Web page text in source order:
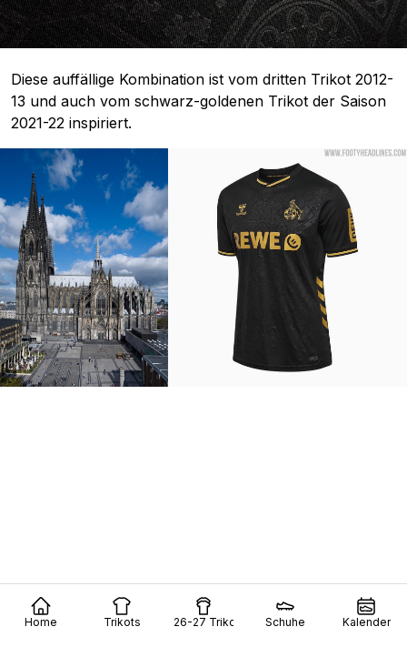
Home Trikots 26-27 Trikots Schuhe Kalender
Diese auffällige Kombination ist vom dritten Trikot 2012-
13 und auch vom schwarz-goldenen Trikot der Saison
2021-22 inspiriert.